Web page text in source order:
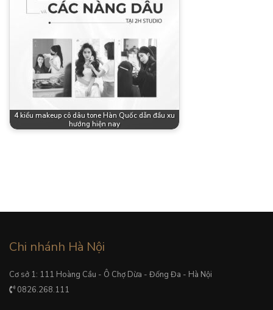
4 kiểu makeup cô dâu tone Hàn Quốc dẫn đầu xu
hướng hiện nay
Chi nhánh Hà Nội
Cơ sở 1: 111 Hoàng Cầu - Ô Chợ Dừa - Đống Đa - Hà Nội
0826.268.111